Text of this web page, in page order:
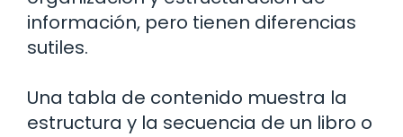
información, pero tienen diferencias
sutiles.
Una tabla de contenido muestra la
estructura y la secuencia de un libro o